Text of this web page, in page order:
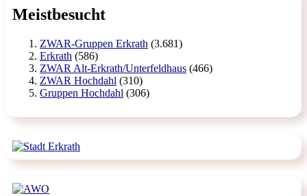
Meistbesucht
ZWAR-Gruppen Erkrath (3.681)
Erkrath (586)
ZWAR Alt-Erkrath/Unterfeldhaus (466)
ZWAR Hochdahl (310)
Gruppen Hochdahl (306)